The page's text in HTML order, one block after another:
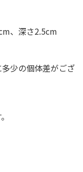
、深さ2.5cm
少の個体差がござ